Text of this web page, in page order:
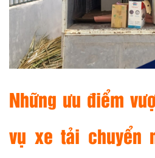
Những ưu điểm
vụ xe tải chuyển